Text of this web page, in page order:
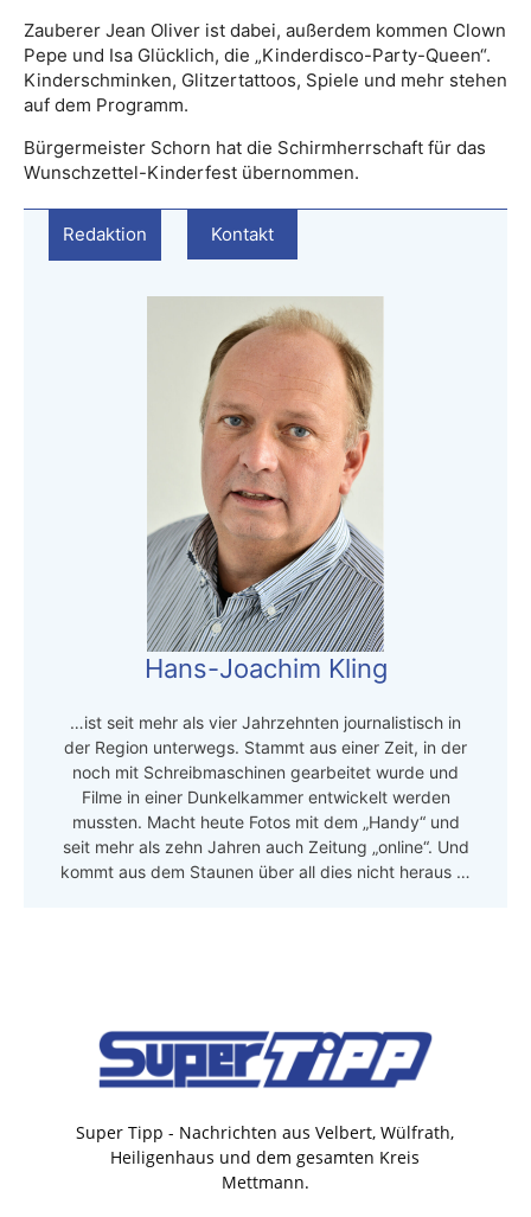
Zauberer Jean Oliver ist dabei, außerdem kommen Clown
Pepe und Isa Glücklich, die „Kinderdisco-Party-Queen“.
Kinderschminken, Glitzertattoos, Spiele und mehr stehen
auf dem Programm.
Bürgermeister Schorn hat die Schirmherrschaft für das
Wunschzettel-Kinderfest übernommen.
Redaktion Kontakt
Hans-Joachim Kling
…ist seit mehr als vier Jahrzehnten journalistisch in
der Region unterwegs. Stammt aus einer Zeit, in der
noch mit Schreibmaschinen gearbeitet wurde und
Filme in einer Dunkelkammer entwickelt werden
mussten. Macht heute Fotos mit dem „Handy“ und
seit mehr als zehn Jahren auch Zeitung „online“. Und
kommt aus dem Staunen über all dies nicht heraus …
Super Tipp - Nachrichten aus Velbert, Wülfrath,
Heiligenhaus und dem gesamten Kreis
Mettmann.